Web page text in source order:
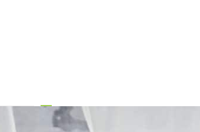
2 3 Next